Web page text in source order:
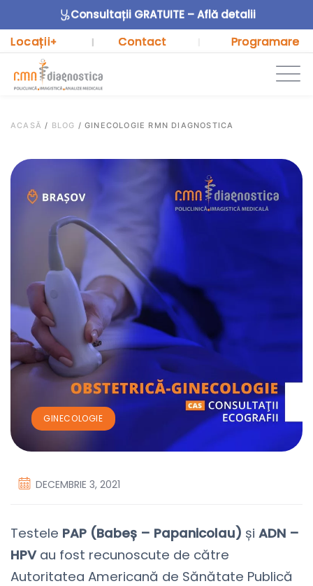
Consultații GRATUITE – Află detalii
Locații+ | Contact Programare
ACASĂ / BLOG /GINECOLOGIE RMN DIAGNOSTICA
GINECOLOGIE
DECEMBRIE 3, 2021
Testele PAP (Babeș – Papanicolau) și ADN –
HPVau fost recunoscute de către
Autoritatea Americană de Sănătate Publică